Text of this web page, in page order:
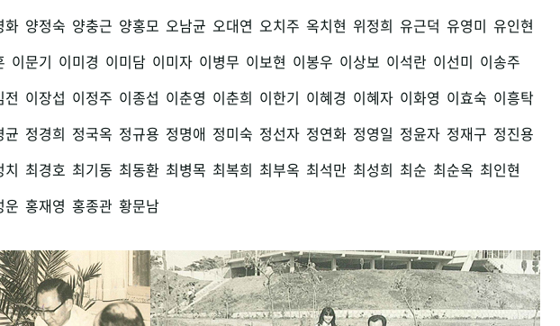
화 양정숙 양충근 양홍모 오남균 오대연 오치주 옥치현 위정희 유근덕 유영미 유인현
이문기 이미경 이미담 이미자 이병무 이보현 이봉우 이상보 이석란 이선미 이송주
전 이장섭 이정주 이종섭 이춘영 이춘희 이한기 이혜경 이혜자 이화영 이효숙 이흥탁
균 정경희 정국옥 정규용 정명애 정미숙 정선자 정연화 정영일 정윤자 정재구 정진용
치 최경호 최기동 최동환 최병목 최복희 최부옥 최석만 최성희 최순 최순옥 최인현
운 홍재영 홍종관 황문남